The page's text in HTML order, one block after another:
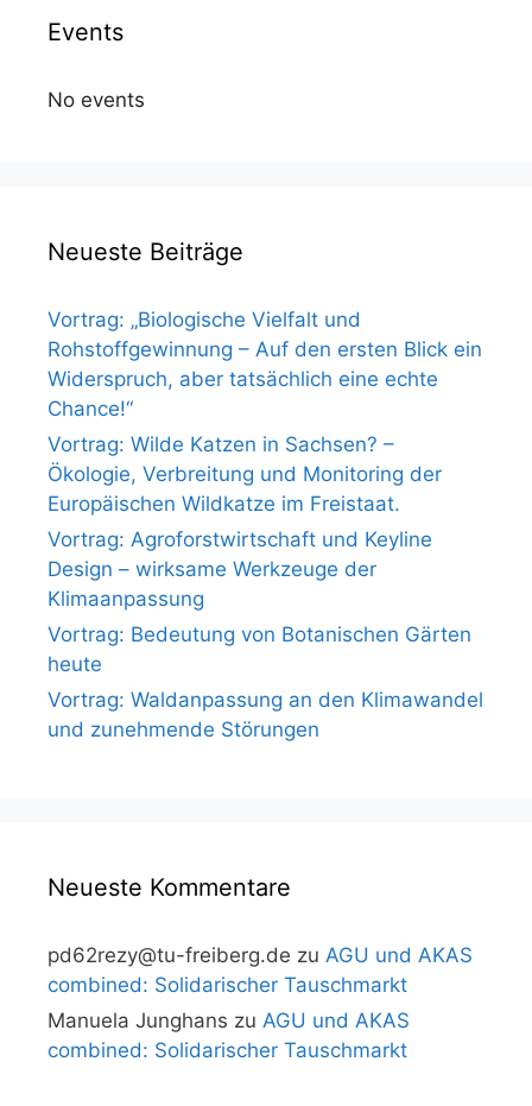
Events
No events
Neueste Beiträge
Vortrag: „Biologische Vielfalt und
Rohstoffgewinnung – Auf den ersten Blick ein
Widerspruch, aber tatsächlich eine echte
Chance!“
Vortrag: Wilde Katzen in Sachsen? –
Ökologie, Verbreitung und Monitoring der
Europäischen Wildkatze im Freistaat.
Vortrag: Agroforstwirtschaft und Keyline
Design – wirksame Werkzeuge der
Klimaanpassung
Vortrag: Bedeutung von Botanischen Gärten
heute
Vortrag: Waldanpassung an den Klimawandel
und zunehmende Störungen
Neueste Kommentare
pd62rezy@tu-freiberg.de zu AGU und AKAS
combined: Solidarischer Tauschmarkt
Manuela Junghans zu AGU und AKAS
combined: Solidarischer Tauschmarkt